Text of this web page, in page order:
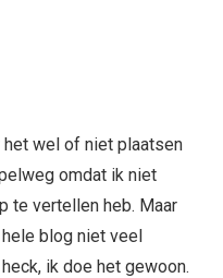
wel of niet plaatsen
omdat ik niet
te vertellen heb. Maar
blog niet veel
ik doe het gewoon.